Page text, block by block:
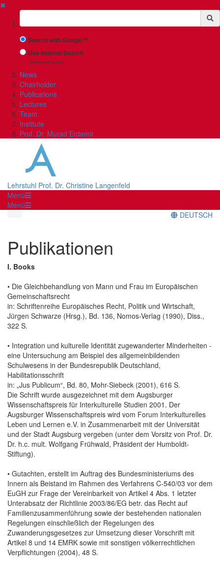
✖
Suchbegriff
Search with Google™
Use Internal Search
(limited result quality)
News
Chairholder
Publications
Lectures
Team
Institute
Prof. Dr. Murad Erdemir
Lehrstuhl Prof. Dr. Christine Langenfeld
Menü
Menü
DEUTSCH
Publikationen
I. Books
• Die Gleichbehandlung von Mann und Frau im Europäischen
Gemeinschaftsrecht
in: Schriftenreihe Europäisches Recht, Politik und Wirtschaft,
Jürgen Schwarze (Hrsg.), Bd. 136, Nomos-Verlag (1990), Diss.,
322 S.
• Integration und kulturelle Identität zugewanderter Minderheiten -
eine Untersuchung am Beispiel des allgemeinbildenden
Schulwesens in der Bundesrepublik Deutschland,
Habilitationsschrift
in: „Jus Publicum“, Bd. 80, Mohr-Siebeck (2001), 616 S.
Die Schrift wurde ausgezeichnet mit dem Augsburger
Wissenschaftspreis für Interkulturelle Studien 2001. Der
Augsburger Wissenschaftspreis wird vom Forum Interkulturelles
Leben und Lernen e.V. in Zusammenarbeit mit der Universität
und der Stadt Augsburg vergeben (unter dem Vorsitz von Prof. Dr.
Dr. h.c. mult. Wolfgang Frühwald, Präsident der Humboldt-
Stiftung).
• Gutachten, erstellt im Auftrag des Bundesministeriums des
Innern als Beistand im Rahmen des Verfahrens C-540/03 vor dem
EuGH zur Frage der Vereinbarkeit von Artikel 4 Abs. 1 letzter
Unterabsatz der Richtlinie 2003/86/EG betr. das Recht auf
Familienzusammenführung sowie der bestehenden nationalen
Regelungen einschließlich der Regelungen des
Zuwanderungsgesetzes zur Umsetzung dieser Vorschrift mit
Artikel 8 und 14 EMRK sowie mit sonstigen völkerrechtlichen
Verpflichtungen (2004), 48 S.